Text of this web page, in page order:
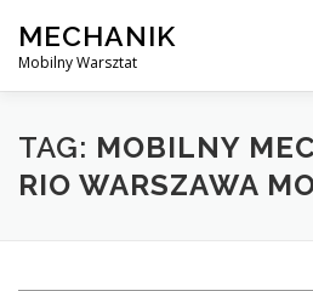
content
MECHANIK
Mobilny Warsztat
MOBILNY MECHANIK
TAG: MOBILNY
RIO WARSZAWA